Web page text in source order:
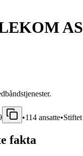
AS
•114 ansatte•Stiftet
fakta